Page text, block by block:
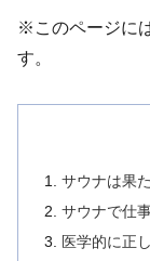
※このページに
す。
サウナは果
サウナで仕
医学的に正